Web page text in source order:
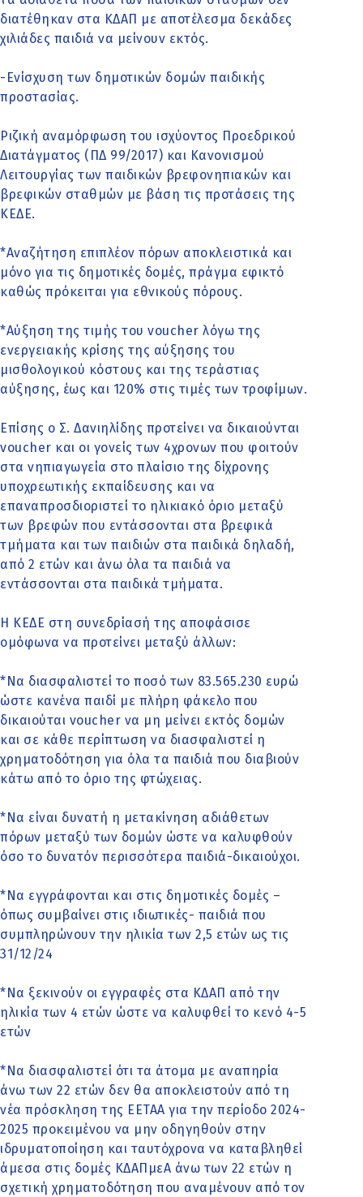
διατέθηκαν στα ΚΔΑΠ με αποτέλεσμα δεκάδες
χιλιάδες παιδιά να μείνουν εκτός.
-Ενίσχυση των δημοτικών δομών παιδικής
προστασίας.
Ριζική αναμόρφωση του ισχύοντος Προεδρικού
Διατάγματος (ΠΔ 99/2017) και Κανονισμού
Λειτουργίας των παιδικών βρεφονηπιακών και
βρεφικών σταθμών με βάση τις προτάσεις της
ΚΕΔΕ.
*Αναζήτηση επιπλέον πόρων αποκλειστικά και
μόνο για τις δημοτικές δομές, πράγμα εφικτό
καθώς πρόκειται για εθνικούς πόρους.
*Αύξηση της τιμής του voucher λόγω της
ενεργειακής κρίσης της αύξησης του
μισθολογικού κόστους και της τεράστιας
αύξησης, έως και 120% στις τιμές των τροφίμων.
Επίσης ο Σ. Δανιηλίδης προτείνει να δικαιούνται
voucher και οι γονείς των 4χρονων που φοιτούν
στα νηπιαγωγεία στο πλαίσιο της δίχρονης
υποχρεωτικής εκπαίδευσης και να
επαναπροσδιοριστεί το ηλικιακό όριο μεταξύ
των βρεφών που εντάσσονται στα βρεφικά
τμήματα και των παιδιών στα παιδικά δηλαδή,
από 2 ετών και άνω όλα τα παιδιά να
εντάσσονται στα παιδικά τμήματα.
Η ΚΕΔΕ στη συνεδρίασή της αποφάσισε
ομόφωνα να προτείνει μεταξύ άλλων:
*Να διασφαλιστεί το ποσό των 83.565.230 ευρώ
ώστε κανένα παιδί με πλήρη φάκελο που
δικαιούται voucher να μη μείνει εκτός δομών
και σε κάθε περίπτωση να διασφαλιστεί η
χρηματοδότηση για όλα τα παιδιά που διαβιούν
κάτω από το όριο της φτώχειας.
*Να είναι δυνατή η μετακίνηση αδιάθετων
πόρων μεταξύ των δομών ώστε να καλυφθούν
όσο το δυνατόν περισσότερα παιδιά-δικαιούχοι.
*Να εγγράφονται και στις δημοτικές δομές –
όπως συμβαίνει στις ιδιωτικές- παιδιά που
συμπληρώνουν την ηλικία των 2,5 ετών ως τις
31/12/24
*Να ξεκινούν οι εγγραφές στα ΚΔΑΠ από την
ηλικία των 4 ετών ώστε να καλυφθεί το κενό 4-5
ετών
*Να διασφαλιστεί ότι τα άτομα με αναπηρία
άνω των 22 ετών δεν θα αποκλειστούν από τη
νέα πρόσκληση της ΕΕΤΑΑ για την περίοδο 2024-
2025 προκειμένου να μην οδηγηθούν στην
ιδρυματοποίηση και ταυτόχρονα να καταβληθεί
άμεσα στις δομές ΚΔΑΠμεΑ άνω των 22 ετών η
σχετική χρηματοδότηση που αναμένουν από τον